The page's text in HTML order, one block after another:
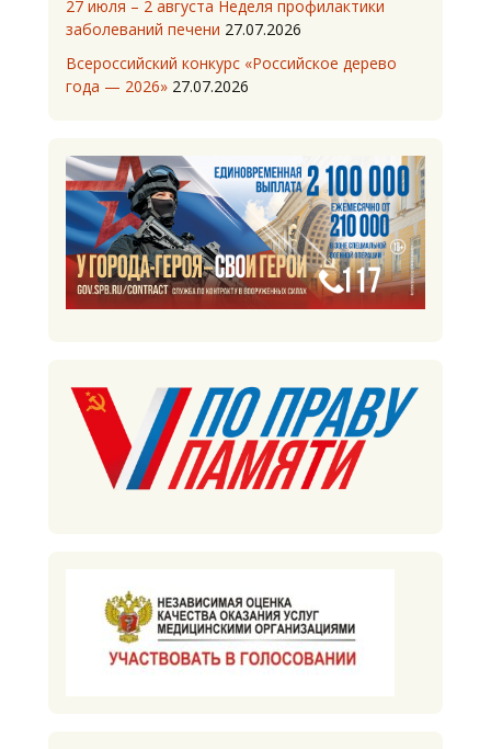
27 июля – 2 августа Неделя профилактики
заболеваний печени 27.07.2026
Всероссийский конкурс «Российское дерево
года — 2026» 27.07.2026